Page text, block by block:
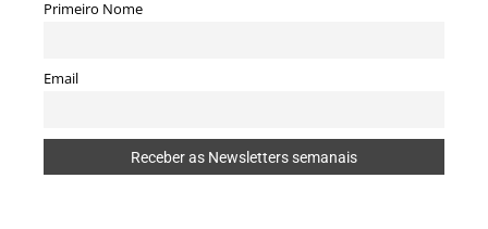
Primeiro Nome
Email